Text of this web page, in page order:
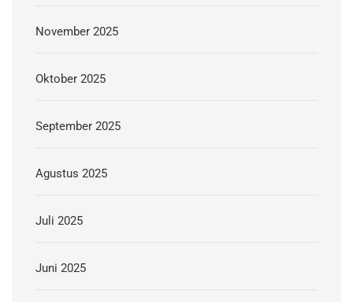
November 2025
Oktober 2025
September 2025
Agustus 2025
Juli 2025
Juni 2025